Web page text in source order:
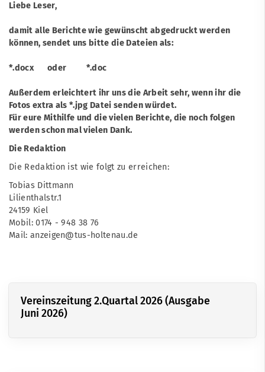
Liebe Leser,
damit alle Berichte wie gewünscht abgedruckt werden
können, sendet uns bitte die Dateien als:
*.docx oder *.doc
Außerdem erleichtert ihr uns die Arbeit sehr, wenn ihr die
Fotos extra als *.jpg Datei senden würdet.
Für eure Mithilfe und die vielen Berichte, die noch folgen
werden schon mal vielen Dank.
Die Redaktion
Die Redaktion ist wie folgt zu erreichen:
Tobias Dittmann
Lilienthalstr.1
24159 Kiel
Mobil: 0174 - 948 38 76
Mail: anzeigen@tus-holtenau.de
Vereinszeitung 2.Quartal 2026 (Ausgabe
Juni 2026)